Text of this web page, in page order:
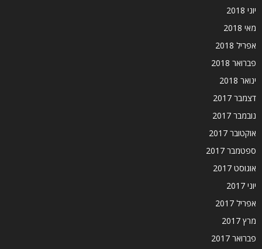
יוני 2018
מאי 2018
אפריל 2018
פברואר 2018
ינואר 2018
דצמבר 2017
נובמבר 2017
אוקטובר 2017
ספטמבר 2017
אוגוסט 2017
יוני 2017
אפריל 2017
מרץ 2017
פברואר 2017